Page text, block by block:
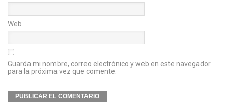
Web
Guarda mi nombre, correo electrónico y web en este navegador
para la próxima vez que comente.